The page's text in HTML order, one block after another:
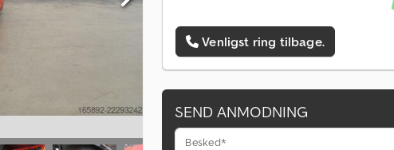
Venligst ring tilbage.
SEND ANMODNING
Besked*